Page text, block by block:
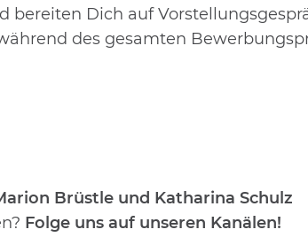
bereiten Dich auf
des gesamten
Brüstle und Katharina Schulz
Folge uns auf unseren Kanälen!